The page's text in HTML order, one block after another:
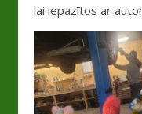
lai iepazītos ar